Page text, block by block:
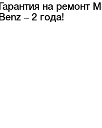
Гарантия на ремонт
Benz – 2 года!